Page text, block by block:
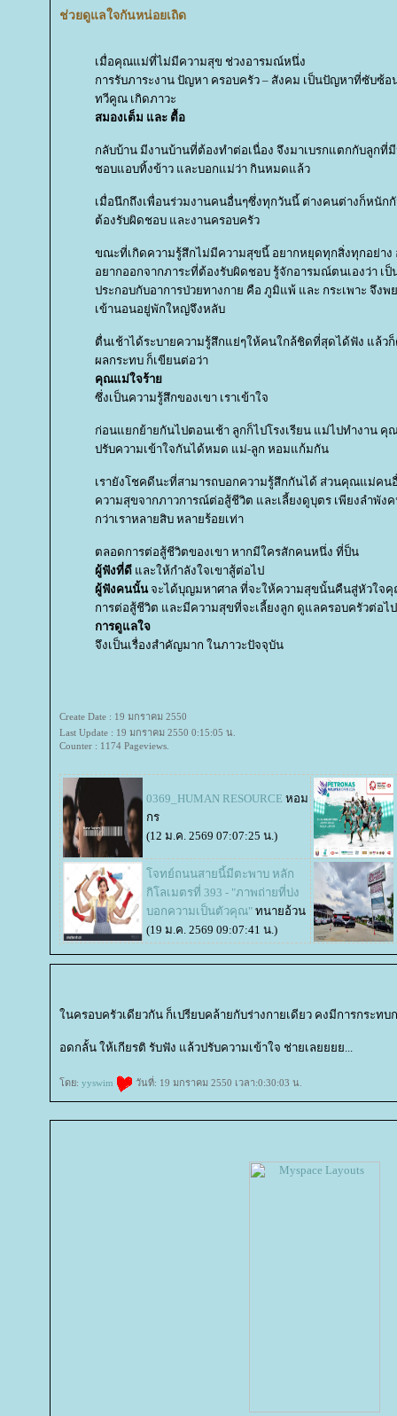
ช่วยดูแลใจกันหน่อยเถิด
เมื่อคุณแม่ที่ไม่มีความสุข ช่วงอารมณ์หนึ่ง
การรับภาระงาน ปัญหา ครอบครัว – สังคม เป็นปัญหาที่ซับซ้
ทวีคูณ เกิดภาวะ
สมองเต็ม และ ตื้อ
กลับบ้าน มีงานบ้านที่ต้องทำต่อเนื่อง จึงมาเบรกแตกกับลูกที่
ชอบแอบทิ้งข้าว และบอกแม่ว่า กินหมดแล้ว
เมื่อนึกถึงเพื่อนร่วมงานคนอื่นๆซึ่งทุกวันนี้ ต่างคนต่างก็หนัก
ต้องรับผิดชอบ และงานครอบครัว
ขณะที่เกิดความรู้สึกไม่มีความสุขนี้ อยากหยุดทุกสิ่งทุกอย่าง
อยากออกจากภาระที่ต้องรับผิดชอบ รู้จักอารมณ์ตนเองว่า เป็
ประกอบกับอาการป่วยทางกาย คือ ภูมิแพ้ และ กระเพาะ จึง
เข้านอนอยู่พักใหญ่จึงหลับ
ตื่นเช้าได้ระบายความรู้สึกแย่ๆให้คนใกล้ชิดที่สุดได้ฟัง แล้ว
ผลกระทบ ก็เขียนต่อว่า
คุณแม่ใจร้า
ซึ่งเป็นความรู้สึกของเขา เราเข้าใจ
ก่อนแยกย้ายกันไปตอนเช้า ลูกก็ไปโรงเรียน แม่ไปทำงาน คุ
ปรับความเข้าใจกันได้หมด แม่-ลูก หอมแก้มกัน
เรายังโชคดีนะที่สามารถบอกความรู้สึกกันได้ ส่วนคุณแม่คน
ความสุขจากภาวการณ์ต่อสู้ชีวิต และเลี้ยงดูบุตร เพียงลำพัง
กว่าเราหลายสิบ หลายร้อยเท่า
ตลอดการต่อสู้ชีวิตของเขา หากมีใครสักคนหนึ่ง ที่ป็น
ผู้ฟังที่ดี ละให้กำลังใจเขาสู้ต่อไป
ผู้ฟังคนนั้นจะได้บุญมหาศาล ที่จะให้ความสุขนั้นคืนสู่หัวใจคุ
การต่อสู้ชีวิต และมีความสุขที่จะเลี้ยงลูก ดูแลครอบครัวต่อไ
การดูแลใจ
จึงเป็นเรื่องสำคัญมาก ในภาวะปัจจุบัน
Create Date : 19 มกราคม 2550
Last Update : 19 มกราคม 2550 0:15:05 น.
Counter : 1174 Pageviews.
0369_HUMAN RESOURCE หอม
กร
(12 ม.ค. 2569 07:07:25 น.)
จทย์ถนนสายนี้มีตะพาบ หลัก
กิโลเมตรที่ 393 - "ภาพถ่ายที่บ่ง
บอกความเป็นตัวคุณ" ทนายอ้วน
(19 ม.ค. 2569 09:07:41 น.)
นครอบครัวเดียวกัน ก็เปรียบคล้ายกับร่างกายเดียว คงมีการกระทบ
อดกลั้น ให้เกียรติ รับฟัง แล้วปรับความเข้าใจ ช่ายเลยยยย...
ดย: yyswim วันที่: 19 มกราคม 2550 เวลา:0:30:03 น.